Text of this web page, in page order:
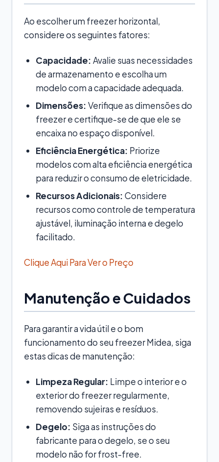
Ao escolher um freezer horizontal,
considere os seguintes fatores:
Capacidade: Avalie suas necessidades
de armazenamento e escolha um
modelo com a capacidade adequada.
Dimensões: Verifique as dimensões do
freezer e certifique-se de que ele se
encaixa no espaço disponível.
Eficiência Energética: Priorize
modelos com alta eficiência energética
para reduzir o consumo de eletricidade.
Recursos Adicionais: Considere
recursos como controle de temperatura
ajustável, iluminação interna e degelo
facilitado.
Clique Aqui Para Ver o Preço
Manutenção e Cuidados
Para garantir a vida útil e o bom
funcionamento do seu freezer Midea, siga
estas dicas de manutenção:
Limpeza Regular: Limpe o interior e o
exterior do freezer regularmente,
removendo sujeiras e resíduos.
Degelo: Siga as instruções do
fabricante para o degelo, se o seu
modelo não for frost-free.